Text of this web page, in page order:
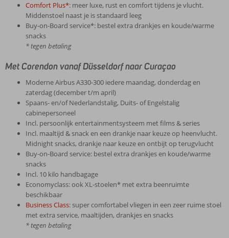
Comfort Plus*: meer luxe, rust en comfort tijdens je vlucht.
Middenstoel naast je is standaard leeg
Buy-on-Board service*: bestel extra drankjes en koude/warme
snacks
* tegen betaling
Met Corendon vanaf Düsseldorf naar Curaçao
Moderne Airbus A330-300 iedere maandag, donderdag en
zaterdag (december t/m april)
Spaans- en/of Nederlandstalig, Duits- of Engelstalig
cabinepersoneel
Incl. persoonlijk entertainmentsysteem met films & series
Incl. maaltijd & snack en een drankje naar keuze op heenvlucht.
Midnight snacks, drankje naar keuze en ontbijt op terugvlucht
Buy-on-Board service: bestel extra drankjes en koude/warme
snacks
Incl. 10 kilo handbagage
Economyclass: ook XL-stoelen* met extra beenruimte
beschikbaar
Business Class: super comfortabel vliegen in een zeer ruime stoel
met extra service, maaltijden, drankjes en snacks
* tegen betaling